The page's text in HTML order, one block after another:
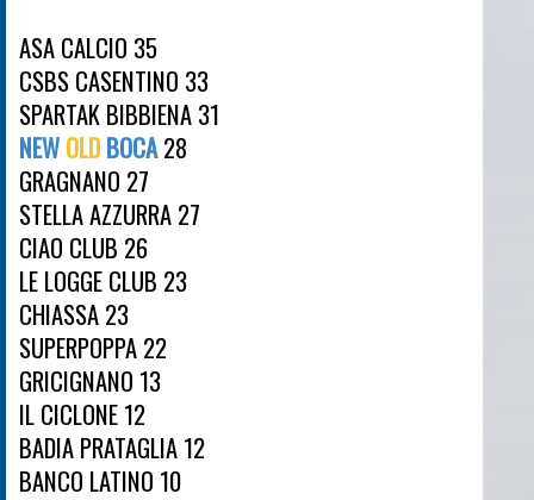
ASA CALCIO 35
CSBS CASENTINO 33
SPARTAK BIBBIENA 31
NEW OLD BOCA28
GRAGNANO 27
STELLA AZZURRA 27
CIAO CLUB 26
LE LOGGE CLUB 23
CHIASSA 23
SUPERPOPPA 22
GRICIGNANO 13
IL CICLONE 12
BADIA PRATAGLIA 12
BANCO LATINO 10